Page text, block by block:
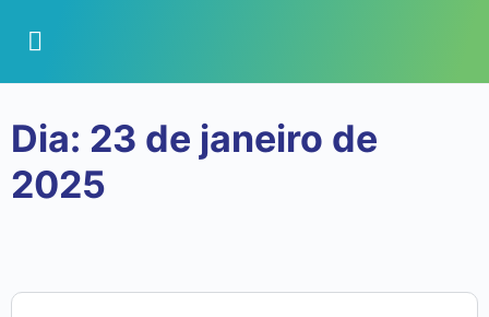
Dia: 23 de janeiro de
2025